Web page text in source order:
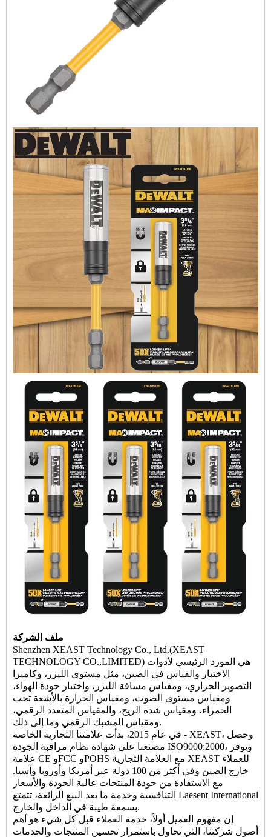
ملف الشركة
Shenzhen XEAST Technology Co., Ltd.(XEAST
TECHNOLOGY CO.,LIMITED) هي المورد الرئيسي لأدوات
الاختبار والقياس في الصين، مثل مستوى الليزر، وكاميرا
التصوير الحراري، ومقياس مسافة الليزر، واختبار جودة الهواء،
ومقياس مستوى الصوت، ومقياس الحرارة بالأشعة تحت
الحمراء، ومقياس شدة الريح، والمقياس المتعدد الرقمي،
ومقياس المشبك الرقمي وما إلى ذلك.
في عام 2015، بدأت علامتنا التجارية الخاصة - XEAST، وحصل
مصنعنا على شهادة نظام مراقبة الجودة ISO9000:2000، ويوفر
علامة CE وFCC وPOHS مع العلامة التجارية XEAST للعملاء
خارج الصين وفي أكثر من 100 دولة عبر أمريكا وأوروبا وآسيا.
مع الاستفادة من جودة المنتجات عالية الجودة والأسعار
التنافسية وخدمة ما بعد البيع الرائعة، تتمتع Laesent International
بسمعة طيبة في الداخل والخارج.
إن مفهوم العميل أولاً، خدمة العملاء قبل كل شيء هو أهم
أصول شركتنا، التي تحاول باستمرار تحسين المنتجات والخدمات